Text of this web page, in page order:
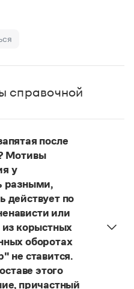
курс
слова
справочной
после
Мотивы
у
разными,
действует по
или
корыстных
оборотах
не ставится.
этого
причастный